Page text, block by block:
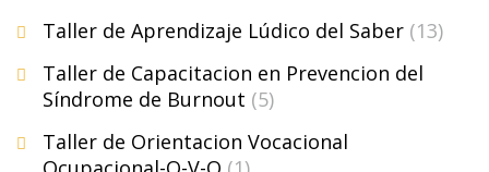
Taller de Aprendizaje Lúdico del Saber (13)
Taller de Capacitacion en Prevencion del
Síndrome de Burnout (5)
Taller de Orientacion Vocacional